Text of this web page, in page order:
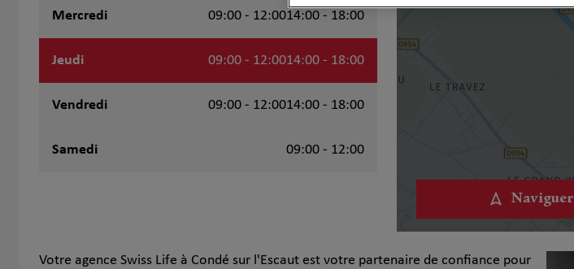
Mercredi 09:00 - 12:0014:00 - 18:00
Jeudi 09:00 - 12:0014:00 - 18:00
Vendredi 09:00 - 12:0014:00 - 18:00
Samedi 09:00 - 12:00
Naviguer
Votre agence Swiss Life à Condé sur l'Escaut est votre partenaire de confiance pour